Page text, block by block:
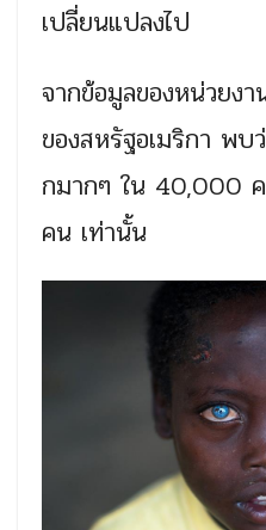
เปลี่ยนแปลงไป
จากข้อมูลของหน่วยง
ของสหรัฐอเมริกา พบ
กมากๆ ใน 40,000
คน เท่านั้น